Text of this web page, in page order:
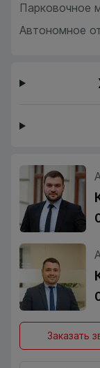
Парковочное
Автономное
Заказать